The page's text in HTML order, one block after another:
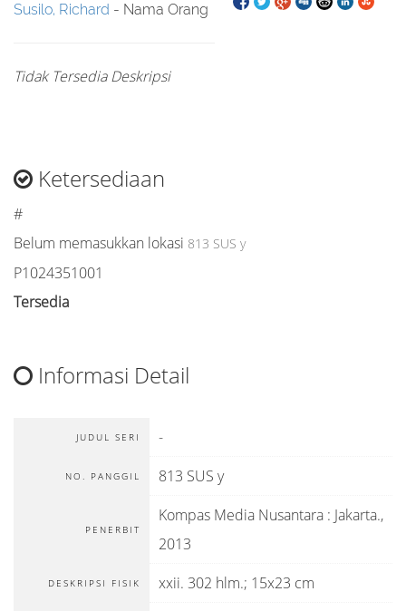
Susilo, Richard - Nama Orang
Tidak Tersedia Deskripsi
Ketersediaan
#
Belum memasukkan lokasi 813 SUS y
P1024351001
Tersedia
Informasi Detail
JUDUL SERI -
NO. PANGGIL 813 SUS y
PENERBIT
Kompas Media Nusantara : Jakarta.,
2013
DESKRIPSI FISIK xxii. 302 hlm.; 15x23 cm